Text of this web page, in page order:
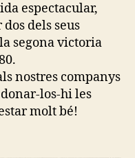
espectacular,
dels seus
segona victoria
nostres companys
los-hi les
molt bé!